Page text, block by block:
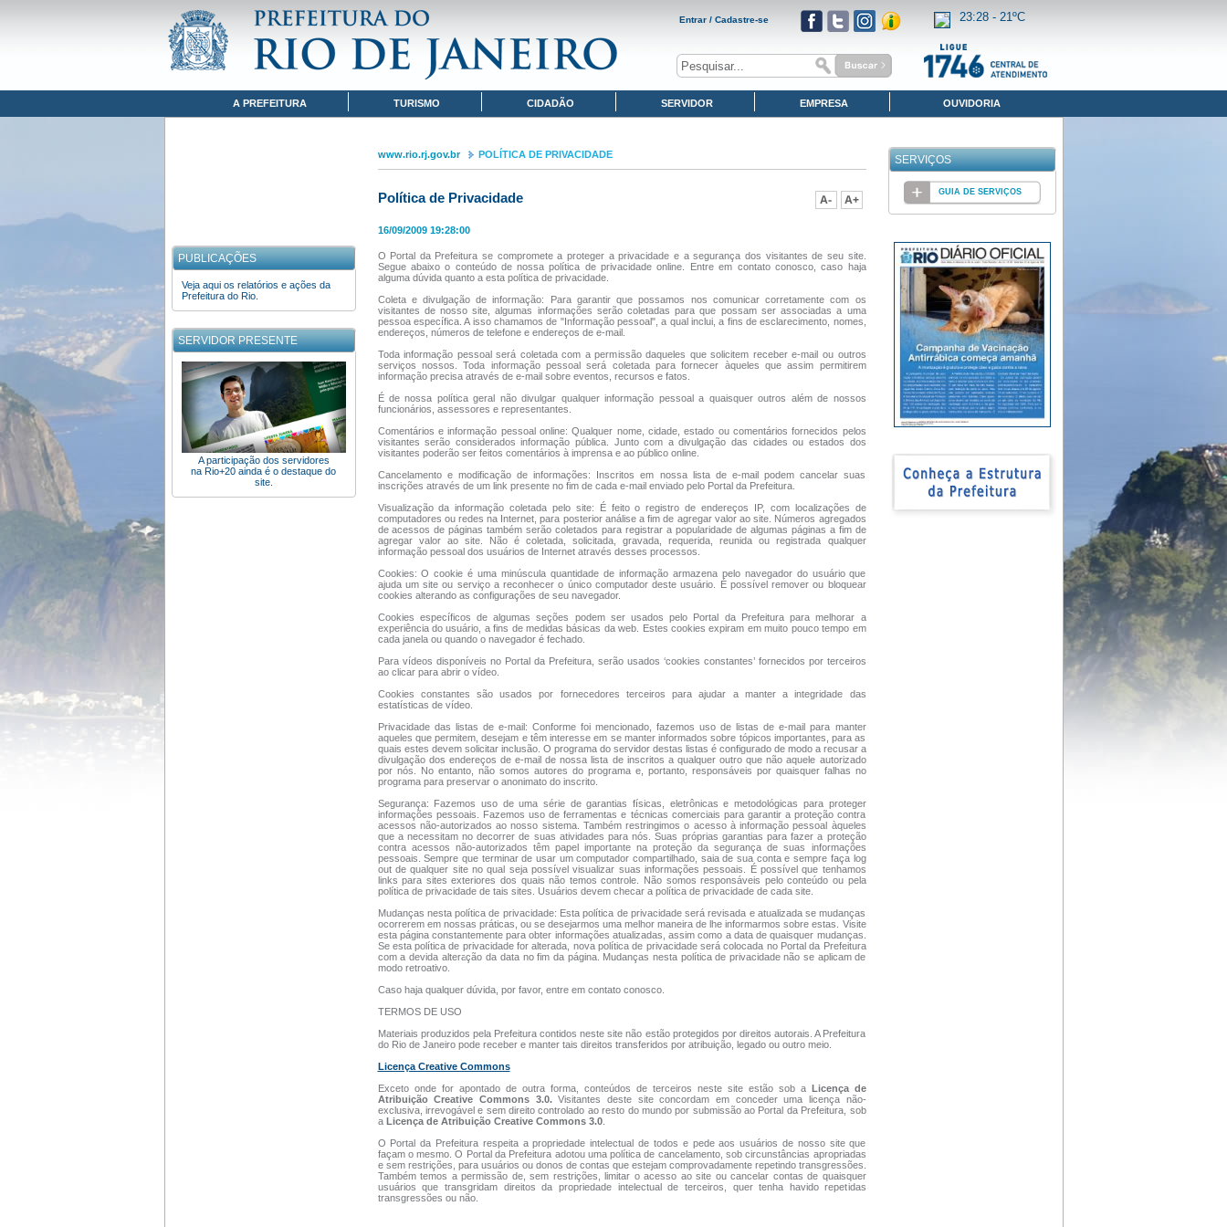
www.rio.rj.gov.br
POLÍTICA DE PRIVACIDADE
Entrar / Cadastre-se 23:28 -21ºC
A PREFEITURA TURISMO CIDADÃO SERVIDOR EMPRESA OUVIDORIA
PUBLICAÇÕES
Veja aqui os relatórios e ações da
Prefeitura do Rio.
SERVIDOR PRESENTE
A participação dos servidores
na Rio+20 ainda é o destaque do
site.
www.rio.rj.gov.br POLÍTICA DE PRIVACIDADE
Política de Privacidade
16/09/2009 19:28:00
O Portal da Prefeitura se compromete a proteger a privacidade e a segurança dos visitantes de seu site.
Segue abaixo o conteúdo de nossa política de privacidade online. Entre em contato conosco, caso haja
alguma dúvida quanto a esta política de privacidade.
Coleta e divulgação de informação: Para garantir que possamos nos comunicar corretamente com os
visitantes de nosso site, algumas informações serão coletadas para que possam ser associadas a uma
pessoa específica. A isso chamamos de "Informação pessoal", a qual inclui, a fins de esclarecimento, nomes,
endereços, números de telefone e endereços de e-mail.
Toda informação pessoal será coletada com a permissão daqueles que solicitem receber e-mail ou outros
serviços nossos. Toda informação pessoal será coletada para fornecer àqueles que assim permitirem
informação precisa através de e-mail sobre eventos, recursos e fatos.
É de nossa política geral não divulgar qualquer informação pessoal a quaisquer outros além de nossos
funcionários, assessores e representantes.
Comentários e informação pessoal online: Qualquer nome, cidade, estado ou comentários fornecidos pelos
visitantes serão considerados informação pública. Junto com a divulgação das cidades ou estados dos
visitantes poderão ser feitos comentários à imprensa e ao público online.
Cancelamento e modificação de informações: Inscritos em nossa lista de e-mail podem cancelar suas
inscrições através de um link presente no fim de cada e-mail enviado pelo Portal da Prefeitura.
Visualização da informação coletada pelo site: É feito o registro de endereços IP, com localizações de
computadores ou redes na Internet, para posterior análise a fim de agregar valor ao site. Números agregados
de acessos de páginas também serão coletados para registrar a popularidade de algumas páginas a fim de
agregar valor ao site. Não é coletada, solicitada, gravada, requerida, reunida ou registrada qualquer
informação pessoal dos usuários de Internet através desses processos.
Cookies: O cookie é uma minúscula quantidade de informação armazena pelo navegador do usuário que
ajuda um site ou serviço a reconhecer o único computador deste usuário. É possível remover ou bloquear
cookies alterando as configurações de seu navegador.
Cookies específicos de algumas seções podem ser usados pelo Portal da Prefeitura para melhorar a
experiência do usuário, a fins de medidas básicas da web. Estes cookies expiram em muito pouco tempo em
cada janela ou quando o navegador é fechado.
Para vídeos disponíveis no Portal da Prefeitura, serão usados ‘cookies constantes’ fornecidos por terceiros
ao clicar para abrir o vídeo.
Cookies constantes são usados por fornecedores terceiros para ajudar a manter a integridade das
estatísticas de vídeo.
Privacidade das listas de e-mail: Conforme foi mencionado, fazemos uso de listas de e-mail para manter
aqueles que permitem, desejam e têm interesse em se manter informados sobre tópicos importantes, para as
quais estes devem solicitar inclusão. O programa do servidor destas listas é configurado de modo a recusar a
divulgação dos endereços de e-mail de nossa lista de inscritos a qualquer outro que não aquele autorizado
por nós. No entanto, não somos autores do programa e, portanto, responsáveis por quaisquer falhas no
programa para preservar o anonimato do inscrito.
Segurança: Fazemos uso de uma série de garantias físicas, eletrônicas e metodológicas para proteger
informações pessoais. Fazemos uso de ferramentas e técnicas comerciais para garantir a proteção contra
acessos não-autorizados ao nosso sistema. Também restringimos o acesso à informação pessoal àqueles
que a necessitam no decorrer de suas atividades para nós. Suas próprias garantias para fazer a proteção
contra acessos não-autorizados têm papel importante na proteção da segurança de suas informações
pessoais. Sempre que terminar de usar um computador compartilhado, saia de sua conta e sempre faça log
out de qualquer site no qual seja possível visualizar suas informações pessoais. É possível que tenhamos
links para sites exteriores dos quais não temos controle. Não somos responsáveis pelo conteúdo ou pela
política de privacidade de tais sites. Usuários devem checar a política de privacidade de cada site.
Mudanças nesta política de privacidade: Esta política de privacidade será revisada e atualizada se mudanças
ocorrerem em nossas práticas, ou se desejarmos uma melhor maneira de lhe informarmos sobre estas. Visite
esta página constantemente para obter informações atualizadas, assim como a data de quaisquer mudanças.
Se esta política de privacidade for alterada, nova política de privacidade será colocada no Portal da Prefeitura
com a devida alteração da data no fim da página. Mudanças nesta política de privacidade não se aplicam de
modo retroativo.
Caso haja qualquer dúvida, por favor, entre em contato conosco.
TERMOS DE USO
Materiais produzidos pela Prefeitura contidos neste site não estão protegidos por direitos autorais. A Prefeitura
do Rio de Janeiro pode receber e manter tais direitos transferidos por atribuição, legado ou outro meio.
Licença Creative Commons
Exceto onde for apontado de outra forma, conteúdos de terceiros neste site estão sob a Licença de
Atribuição Creative Commons 3.0.Visitantes deste site concordam em conceder uma licença não-
exclusiva, irrevogável e sem direito controlado ao resto do mundo por submissão ao Portal da Prefeitura, sob
a Licença de Atribuição Creative Commons 3.0.
O Portal da Prefeitura respeita a propriedade intelectual de todos e pede aos usuários de nosso site que
façam o mesmo. O Portal da Prefeitura adotou uma política de cancelamento, sob circunstâncias apropriadas
e sem restrições, para usuários ou donos de contas que estejam comprovadamente repetindo transgressões.
Também temos a permissão de, sem restrições, limitar o acesso ao site ou cancelar contas de quaisquer
usuários que transgridam direitos da propriedade intelectual de terceiros, quer tenha havido repetidas
transgressões ou não.
SERVIÇOS
GUIA DE SERVIÇOS